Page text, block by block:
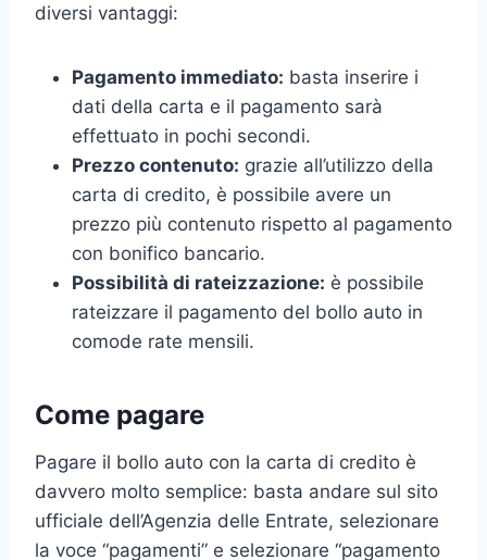
diversi vantaggi:
Pagamento immediato: basta inserire i
dati della carta e il pagamento sarà
effettuato in pochi secondi.
Prezzo contenuto: grazie all’utilizzo della
carta di credito, è possibile avere un
prezzo più contenuto rispetto al pagamento
con bonifico bancario.
Possibilità di rateizzazione: è possibile
rateizzare il pagamento del bollo auto in
comode rate mensili.
Come pagare
Pagare il bollo auto con la carta di credito è
davvero molto semplice: basta andare sul sito
ufficiale dell’Agenzia delle Entrate, selezionare
la voce “pagamenti” e selezionare “pagamento